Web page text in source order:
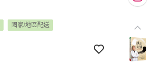
國家/地區配送